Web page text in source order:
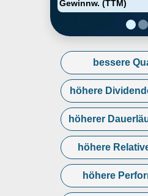
Gewinnw. (TTM)
Partnership
oder
Gesellschafter
und
bessere
höhere
höherer
höhere
höhere